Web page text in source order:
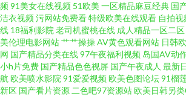
频APP 伪娘ts在线 91看双飞片 成人午夜福利av 黄色
制服诱惑传媒探花 99色色伦 国产精品网址 老司机制
伊人五月天婷婷 avav久 东京热日韩有码 韩国无码黄
频91美女在线视频 51欧美 一区精品麻豆经典 国
洁衣视频污网站免费看特级欧美在线观看 自拍视
线 18福利影院 老司机蜜桃在线 成人精品一区二区
美伦理电影网站艹艹操操AV黄色观看网站 日韩
网 国产精品分类在线97午夜福利视频 岛国AV动
小h片免费 国产精品色色视屏 国产午夜成人 最新
航 欧美喷水影院 91爱爱视频欧美色图论坛91榴
新区 国产看片资源 二色吧97资源站欧美日韩另